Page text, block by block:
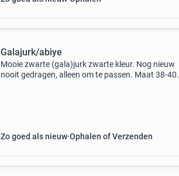
Galajurk/abiye
Mooie zwarte (gala)jurk zwarte kleur. Nog nieuw
nooit gedragen, alleen om te passen. Maat 38-40.
Zo goed als nieuw Ophalen of Verzenden